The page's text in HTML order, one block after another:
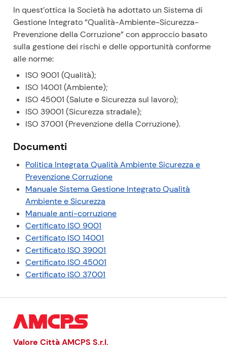
In quest’ottica la Società ha adottato un Sistema di
Gestione Integrato “Qualità-Ambiente-Sicurezza-
Prevenzione della Corruzione” con approccio basato
sulla gestione dei rischi e delle opportunità conforme
alle norme:
ISO 9001 (Qualità);
ISO 14001 (Ambiente);
ISO 45001 (Salute e Sicurezza sul lavoro);
ISO 39001 (Sicurezza stradale);
ISO 37001 (Prevenzione della Corruzione).
Documenti
Politica Integrata Qualità Ambiente Sicurezza e
Prevenzione Corruzione(
p
f
Manuale Sistema Gestione Integrato Qualità
Ambiente e Sicurezza
p
)
Manuale anti-corruzione(
Certificato ISO 9001
p
d
f
)
Certificato ISO 14001
p
d
f
Certificato ISO 39001
p
Certificato ISO 45001
Certificato ISO 37001
Valore Città AMCPSS.r.l.